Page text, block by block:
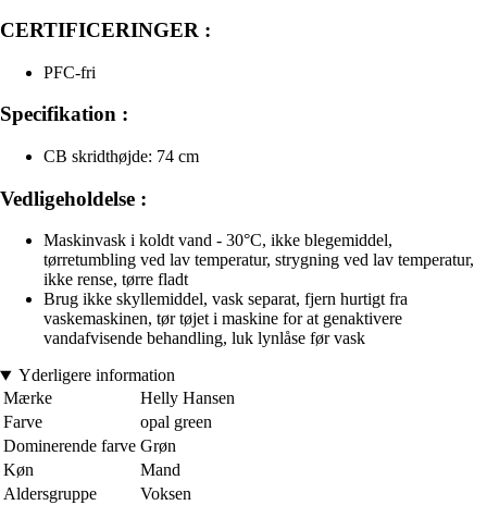
CERTIFICERINGER :
PFC-fri
Specifikation :
CB skridthøjde: 74 cm
Vedligeholdelse :
Maskinvask i koldt vand - 30°C, ikke blegemiddel,
tørretumbling ved lav temperatur, strygning ved lav temperatur,
ikke rense, tørre fladt
Brug ikke skyllemiddel, vask separat, fjern hurtigt fra
vaskemaskinen, tør tøjet i maskine for at genaktivere
vandafvisende behandling, luk lynlåse før vask
Yderligere information
Mærke
Helly Hansen
Farve
opal green
Dominerende farve Grøn
Køn
Mand
Aldersgruppe
Voksen